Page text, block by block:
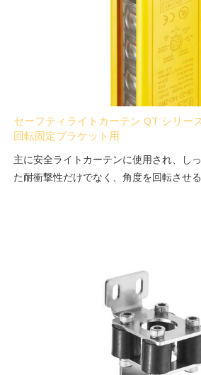
セーフティライトカーテン QT シリー
回転固定ブラケット用
主に安全ライトカーテンに使用され、し
た耐衝撃性だけでなく、角度を回転させ